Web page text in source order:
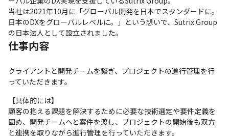
当社は2021年10⽉に「グローバル開発を日本でスタンダードに。
日本のDXをグローバルレベルに。」という想いで、Sutrix Group
の⽇本法⼈として設⽴されました。
仕事内容
クライアントと開発チームを繋ぎ、プロジェクトの進行管理を行
っていただきます。
【具体的には】
顧客の抱える課題を解決するために必要な技術選定や要件定義を
固め、開発チームへと案件を渡し、プロジェクトの開始後も双方
と連携を取りながら進行管理を行っていただきます。